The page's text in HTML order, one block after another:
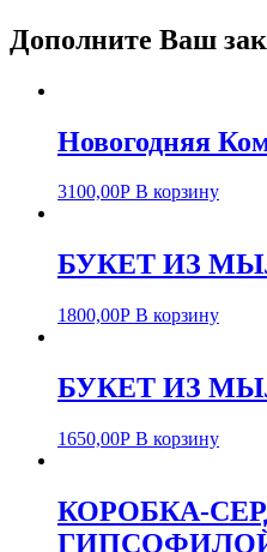
Дополните Ваш
Новогодняя
3100,00Р В корзину
БУКЕТ ИЗ
1800,00Р В корзину
БУКЕТ ИЗ
1650,00Р В корзину
КОРОБКА-